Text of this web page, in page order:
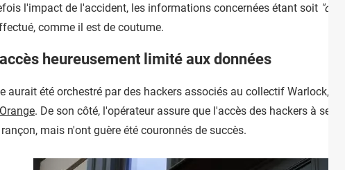
l'impact de l'accident, les informations concernées étant soit
comme il est de coutume.
heureusement limité aux données
aurait été orchestré par des hackers associés au collectif Warlock,
Orange. De son côté, l'opérateur assure que l'accès des hackers à ses
mais n'ont guère été couronnés de succès.